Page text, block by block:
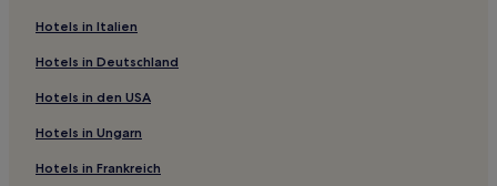
Hotels in Italien
Hotels in Deutschland
Hotels in den USA
Hotels in Ungarn
Hotels in Frankreich